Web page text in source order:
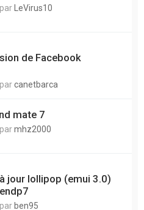
LeVirus10
de Facebook
canetbarca
mate 7
mhz2000
jour lollipop (emui 3.0)
ben95